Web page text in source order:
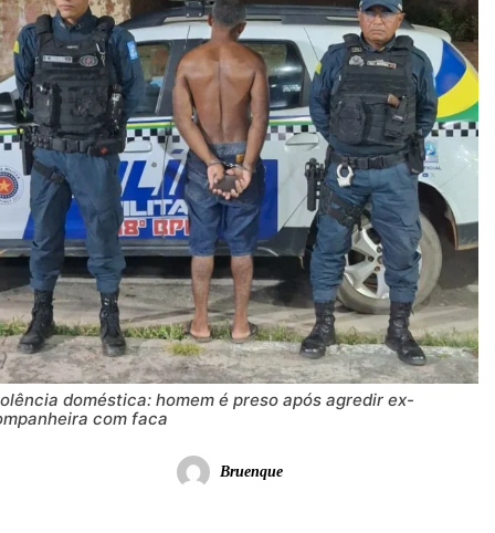
doméstica: homem é preso após agredir ex-
com faca
Bruenque